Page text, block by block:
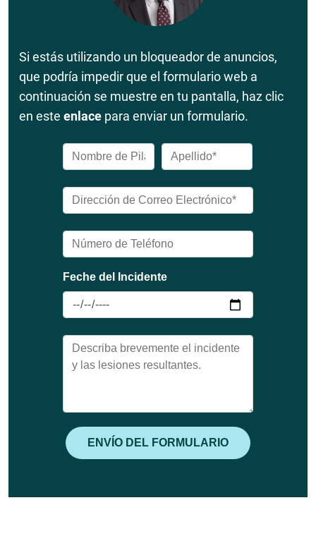
Si estás utilizando un bloqueador de anuncios,
que podría impedir que el formulario web a
continuación se muestre en tu pantalla, haz clic
en este enlace para enviar un formulario.